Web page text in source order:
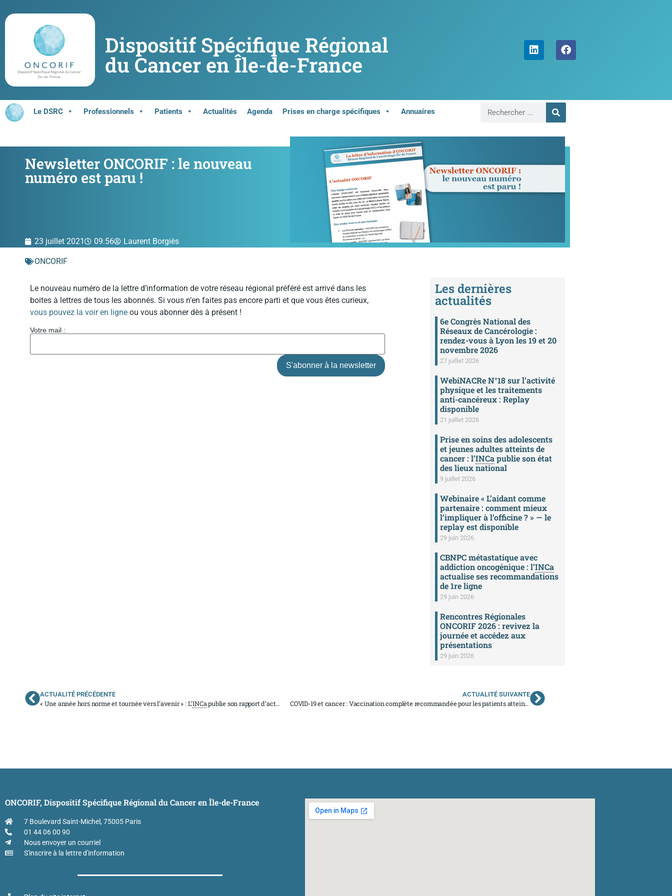
Dispositif Spécifique Régional
du Cancer en Île-de-France
Le DSRC Professionnels Patients Actualités Agenda Prises en charge spécifiques Annuaires
Newsletter ONCORIF : le nouveau
numéro est paru !
23 juillet 2021 09:56 Laurent Borgiès
ONCORIF
Le nouveau numéro de la lettre d’information de votre réseau régional préféré est arrivé dans les
boites à lettres de tous les abonnés. Si vous n’en faites pas encore parti et que vous êtes curieux,
vous pouvez la voir en ligne ou vous abonner dès à présent !
Votre mail :
Les dernières
actualités
6e Congrès National des
Réseaux de Cancérologie :
rendez-vous à Lyon les 19 et 20
novembre 2026
27 juillet 2026
WebiNACRe N°18 sur l’activité
physique et les traitements
anti-cancéreux : Replay
disponible
21 juillet 2026
Prise en soins des adolescents
et jeunes adultes atteints de
cancer : l’INCapublie son état
des lieux national
9 juillet 2026
Webinaire « L’aidant comme
partenaire : comment mieux
l’impliquer à l’officine ? » — le
replay est disponible
29 juin 2026
CBNPC métastatique avec
addiction oncogénique : l’INCa
actualise ses recommandations
de 1re ligne
29 juin 2026
Rencontres Régionales
ONCORIF 2026 : revivez la
journée et accédez aux
présentations
29 juin 2026
ACTUALITÉ PRÉCÉDENTE
« Une année hors norme et tournée vers l’avenir » : L’INCapublie son rapport d’activité 2020
ACTUALITÉ SUIVANTE
COVID-19 et cancer : Vaccination complète recommandée pour les patients atteints de cancer
ONCORIF, Dispositif Spécifique Régional du Cancer en Île-de-France
7 Boulevard Saint-Michel, 75005 Paris
01 44 06 00 90
Nous envoyer un courriel
S'inscrire à la lettre d'information